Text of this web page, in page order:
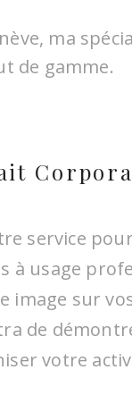
ma
de gamme.
service
à usage
image sur
de
votre